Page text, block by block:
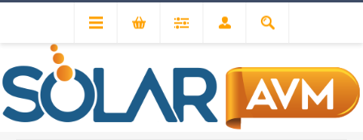
Solar Akü ve Lityum Bataryalar